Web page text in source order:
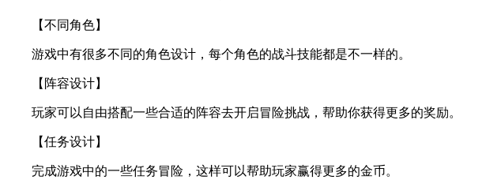
【不同角色】
游戏中有很多不同的角色设计，每个角色的战斗技能都是不一样的。
【阵容设计】
玩家可以自由搭配一些合适的阵容去开启冒险挑战，帮助你获得更多的奖励。
【任务设计】
完成游戏中的一些任务冒险，这样可以帮助玩家赢得更多的金币。